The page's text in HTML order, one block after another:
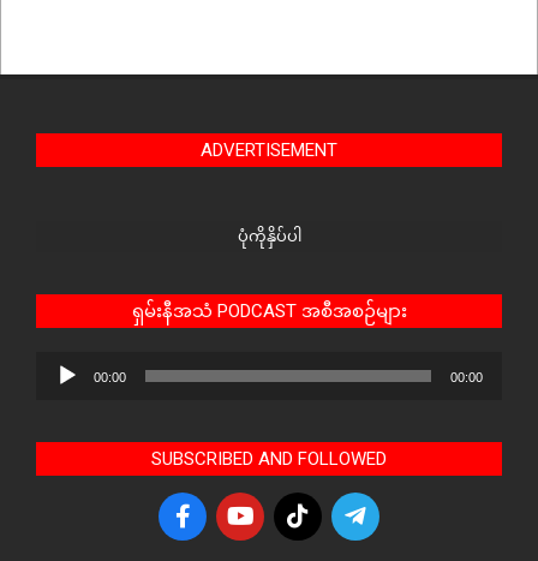
ADVERTISEMENT
ပုံကိုနှိပ်ပါ
ရှမ်းနီအသံ PODCAST အစီအစဉ်များ
Audio
00:00 00:00
SUBSCRIBED AND FOLLOWED